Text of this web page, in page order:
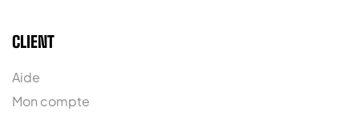
CLIENT
Aide
Mon compte